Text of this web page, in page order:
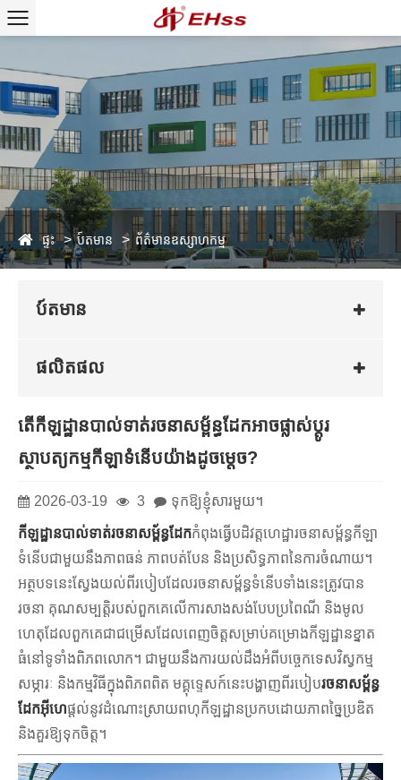
ផ្ទះ ប៍តមាន ព័ត៌មានឧស្សាហកម្ម
ប៍តមាន
ផលិតផល
តើកីឡដ្ឋានបាល់ទាត់រចនាសម្ព័ន្ធដែកអាចផ្លាស់ប្តូរ
ស្ថាបត្យកម្មកីឡាទំនើបយ៉ាងដូចម្តេច?
2026-03-19 3 ទុកឱ្យខ្ញុំសារមួយ។
កីឡដ្ឋានបាល់ទាត់រចនាសម្ព័ន្ធដែកកំពុងធ្វើបដិវត្តហេដ្ឋារចនាសម្ព័ន្ធកីឡា
ទំនើបជាមួយនឹងភាពធន់ ភាពបត់បែន និងប្រសិទ្ធភាពនៃការចំណាយ។
អត្ថបទនេះស្វែងយល់ពីរបៀបដែលរចនាសម្ព័ន្ធទំនើបទាំងនេះត្រូវបាន
រចនា គុណសម្បត្តិរបស់ពួកគេលើការសាងសង់បែបប្រពៃណី និងមូល
ហេតុដែលពួកគេជាជម្រើសដែលពេញចិត្តសម្រាប់គម្រោងកីឡដ្ឋានខ្នាត
ធំនៅទូទាំងពិភពលោក។ ជាមួយនឹងការយល់ដឹងអំពីបច្ចេកទេសវិស្វកម្ម
សម្ភារៈ និងកម្មវិធីក្នុងពិភពពិត មគ្គុទ្ទេសក៍នេះបង្ហាញពីរបៀបរចនាសម្ព័ន្ធ
ដែកអ៊ីហេផ្តល់នូវដំណោះស្រាយពហុកីឡដ្ឋានប្រកបដោយភាពច្នៃប្រឌិត
និងគួរឱ្យទុកចិត្ត។